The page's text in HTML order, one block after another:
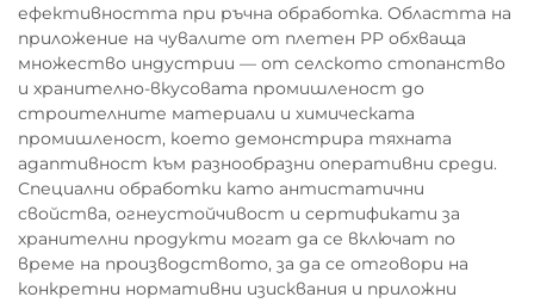
ефективността при ръчна обработка. Областта на
приложение на чувалите от плетен PP обхваща
множество индустрии — от селското стопанство
и хранително-вкусовата промишленост до
строителните материали и химическата
промишленост, което демонстрира тяхната
адаптивност към разнообразни оперативни среди.
Специални обработки като антистатични
свойства, огнеустойчивост и сертификати за
хранителни продукти могат да се включат по
време на производството, за да се отговори на
конкретни нормативни изисквания и приложни